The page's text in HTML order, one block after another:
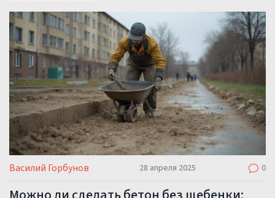
Читатель узнает, на что действительно стоит обращать внимание
перед началом строительства.
Василий Горбунов 28 апреля 2025 0